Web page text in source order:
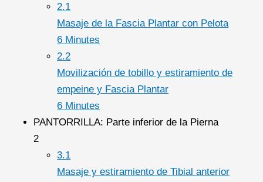
2.1
Masaje de la Fascia Plantar con Pelota
6 Minutes
2.2
Movilización de tobillo y estiramiento de
empeine y Fascia Plantar
6 Minutes
PANTORRILLA: Parte inferior de la Pierna
2
3.1
Masaje y estiramiento de Tibial anterior